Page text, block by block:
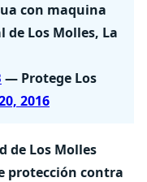
con maquina
de Los Molles, La
— Protege Los
2016
de Los Molles
protección contra